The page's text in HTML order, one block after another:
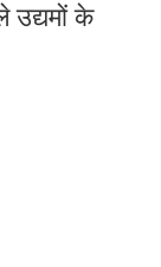
उद्यमों के